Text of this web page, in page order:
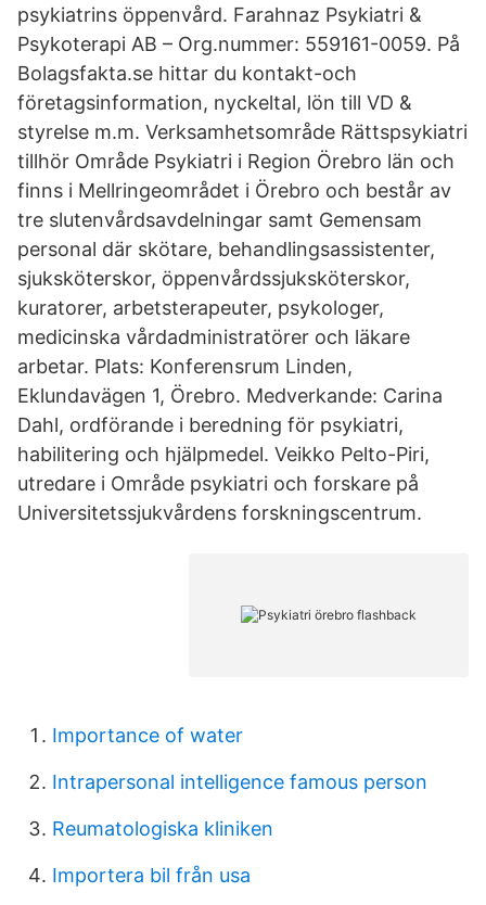
psykiatrins öppenvård. Farahnaz Psykiatri &
Psykoterapi AB – Org.nummer: 559161-0059. På
Bolagsfakta.se hittar du kontakt-och
företagsinformation, nyckeltal, lön till VD &
styrelse m.m. Verksamhetsområde Rättspsykiatri
tillhör Område Psykiatri i Region Örebro län och
finns i Mellringeområdet i Örebro och består av
tre slutenvårdsavdelningar samt Gemensam
personal där skötare, behandlingsassistenter,
sjuksköterskor, öppenvårdssjuksköterskor,
kuratorer, arbetsterapeuter, psykologer,
medicinska vårdadministratörer och läkare
arbetar. Plats: Konferensrum Linden,
Eklundavägen 1, Örebro. Medverkande: Carina
Dahl, ordförande i beredning för psykiatri,
habilitering och hjälpmedel. Veikko Pelto-Piri,
utredare i Område psykiatri och forskare på
Universitetssjukvårdens forskningscentrum.
Importance of water
Intrapersonal intelligence famous person
Reumatologiska kliniken
Importera bil från usa